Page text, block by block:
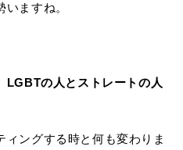
ますね。
LGBTの人とストレートの人
ィングする時と何も変わりま